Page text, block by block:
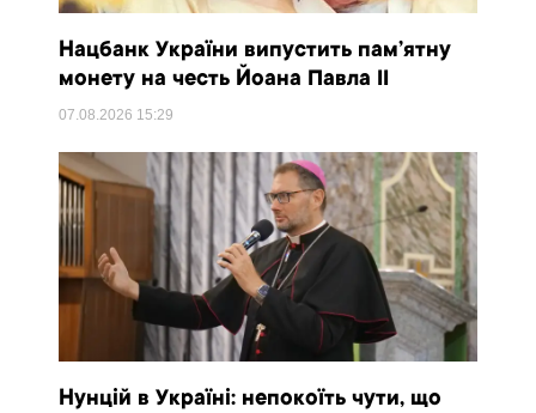
Нацбанк України випустить пам’ятну
монету на честь Йоана Павла II
07.08.2026 15:29
Нунцій в Україні: непокоїть чути, що